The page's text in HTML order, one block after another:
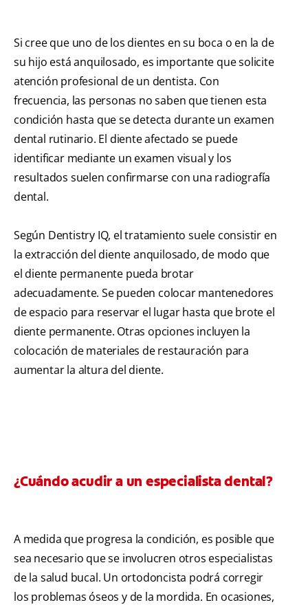
Si cree que uno de los dientes en su boca o en la de
su hijo está anquilosado, es importante que solicite
atención profesional de un dentista. Con
frecuencia, las personas no saben que tienen esta
condición hasta que se detecta durante un examen
dental rutinario. El diente afectado se puede
identificar mediante un examen visual y los
resultados suelen confirmarse con una radiografía
dental.
Según Dentistry IQ, el tratamiento suele consistir en
la extracción del diente anquilosado, de modo que
el diente permanente pueda brotar
adecuadamente. Se pueden colocar mantenedores
de espacio para reservar el lugar hasta que brote el
diente permanente. Otras opciones incluyen la
colocación de materiales de restauración para
aumentar la altura del diente.
¿Cuándo acudir a un especialista dental?
A medida que progresa la condición, es posible que
sea necesario que se involucren otros especialistas
de la salud bucal. Un ortodoncista podrá corregir
los problemas óseos y de la mordida. En ocasiones,